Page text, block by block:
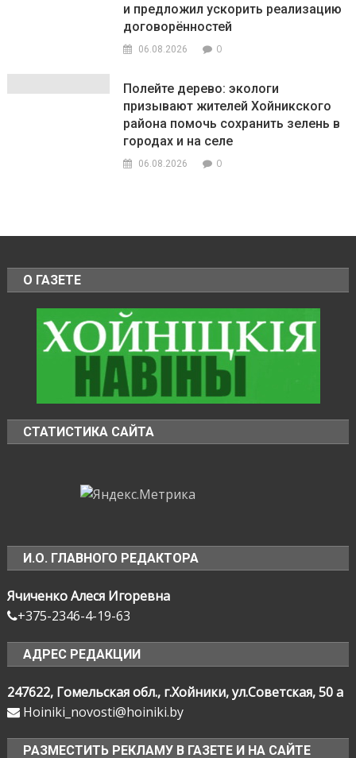
и предложил ускорить реализацию
договорённостей
06.08.2026 0
Полейте дерево: экологи
призывают жителей Хойникского
района помочь сохранить зелень в
городах и на селе
06.08.2026 0
О ГАЗЕТЕ
СТАТИСТИКА САЙТА
И.О. ГЛАВНОГО РЕДАКТОРА
Ячиченко Алеся Игоревна
+375-2346-4-19-63
АДРЕС РЕДАКЦИИ
247622, Гомельская обл., г.Хойники, ул.Советская, 50 а
Hoiniki_novosti@hoiniki.by
РАЗМЕСТИТЬ РЕКЛАМУ В ГАЗЕТЕ И НА САЙТЕ